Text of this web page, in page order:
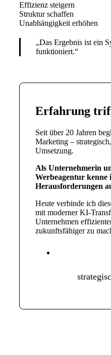
Effizienz steigern
Struktur schaffen
Unabhängigkeit erhöhen
„Das Ergebnis ist ein
funktioniert.“
Erfahrung
Seit über 20 Jahren
Marketing –
Umsetzung.
Als Unternehmerin
Werbeagentur kenne
Herausforderungen
Heute verbinde ich
mit moderner KI-
Unternehmen
zukunftsfähiger zu